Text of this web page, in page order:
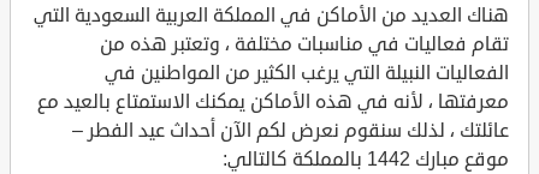
هناك العديد من الأماكن في المملكة العربية السعودية التي
تقام فعاليات في مناسبات مختلفة ، وتعتبر هذه من
الفعاليات النبيلة التي يرغب الكثير من المواطنين في
معرفتها ، لأنه في هذه الأماكن يمكنك الاستمتاع بالعيد مع
عائلتك ، لذلك سنقوم نعرض لكم الآن أحداث عيد الفطر –
موقع مبارك 1442 بالمملكة كالتالي: